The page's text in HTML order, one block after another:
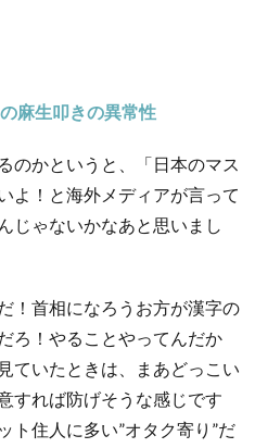
麻生叩きの異常性
のかというと、「日本のマス
よ！と海外メディアが言って
じゃないかなあと思いまし
！首相になろうお方が漢字の
ろ！やることやってんだか
ていたときは、まあどっこい
すれば防げそうな感じです
ト住人に多い”オタク寄り”だ